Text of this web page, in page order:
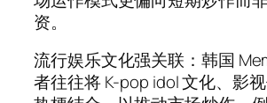
资。
流行娱乐文化强关联：韩国
者往往将 K-pop idol 文化、影